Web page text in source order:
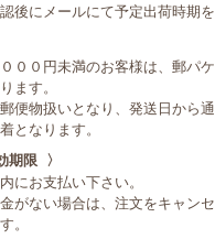
後にメールにて予定出荷時期を
００円未満のお客様は、郵パケ
ます。
便物扱いとなり、発送日から通
となります。
期限 〉
にお支払い下さい。
がない場合は、注文をキャンセ
。